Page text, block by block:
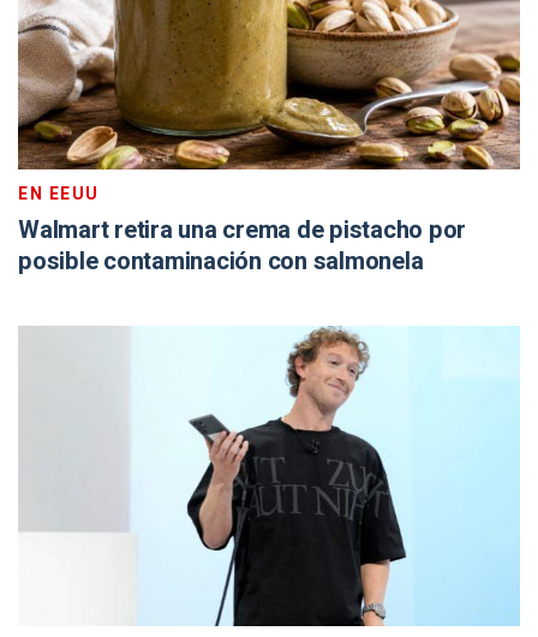
EN EEUU
Walmart retira una crema de pistacho por
posible contaminación con salmonela